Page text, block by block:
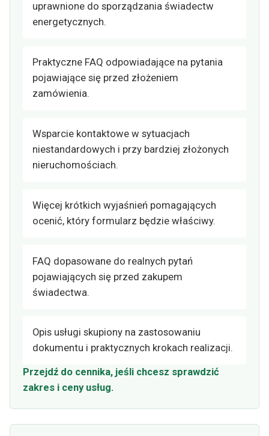
uprawnione do sporządzania świadectw
energetycznych.
Praktyczne FAQ odpowiadające na pytania
pojawiające się przed złożeniem
zamówienia.
Wsparcie kontaktowe w sytuacjach
niestandardowych i przy bardziej złożonych
nieruchomościach.
Więcej krótkich wyjaśnień pomagających
ocenić, który formularz będzie właściwy.
FAQ dopasowane do realnych pytań
pojawiających się przed zakupem
świadectwa.
Opis usługi skupiony na zastosowaniu
dokumentu i praktycznych krokach realizacji.
Przejdź do cennika, jeśli chcesz sprawdzić
zakres i ceny usług.